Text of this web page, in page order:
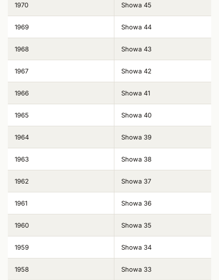
1970 Showa 45
1969 Showa 44
1968 Showa 43
1967 Showa 42
1966 Showa 41
1965 Showa 40
1964 Showa 39
1963 Showa 38
1962 Showa 37
1961 Showa 36
1960 Showa 35
1959 Showa 34
1958 Showa 33